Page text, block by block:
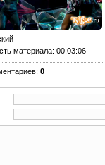
материала: 00:03:06
: 0